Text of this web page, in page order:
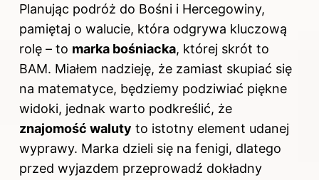
Planując podróż do Bośni i Hercegowiny,
pamiętaj o walucie, która odgrywa kluczową
rolę – to marka bośniacka, której skrót to
BAM. Miałem nadzieję, że zamiast skupiać się
na matematyce, będziemy podziwiać piękne
widoki, jednak warto podkreślić, że
znajomość waluty to istotny element udanej
wyprawy. Marka dzieli się na fenigi, dlatego
przed wyjazdem przeprowadź dokładny